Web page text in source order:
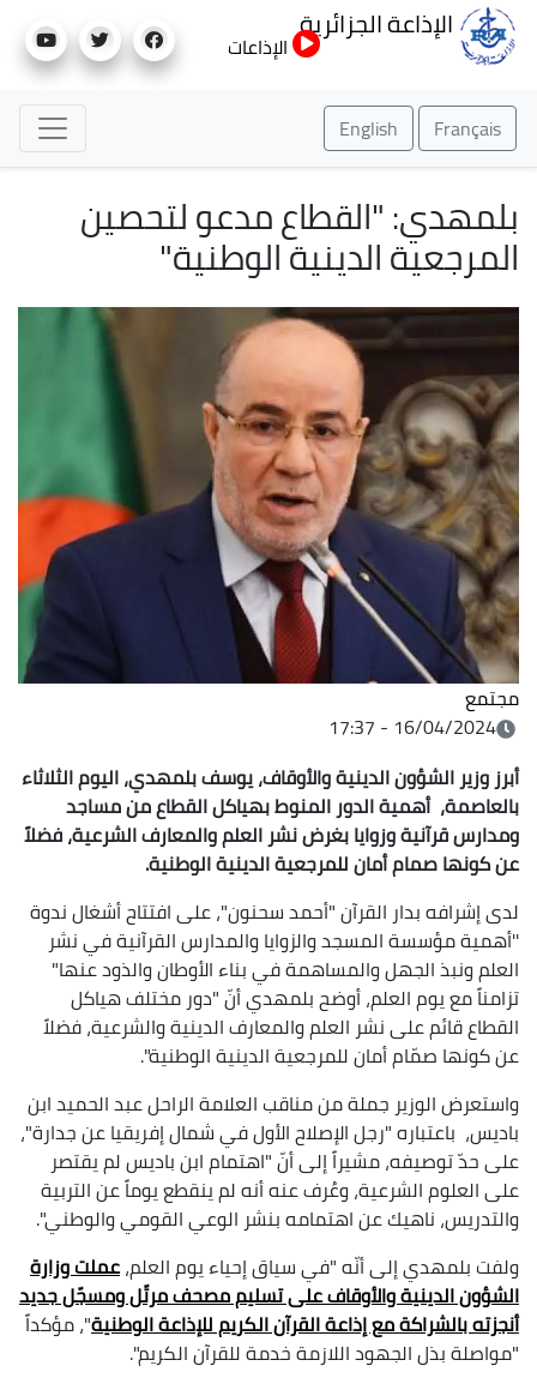
إلى
الإذاعة الجزائرية
الإذاعات
Français
English
بلمهدي: "القطاع مدعو لتحصين
المرجعية الدينية الوطنية"
مجتمع
16/04/2024 - 17:37
أبرز وزير الشؤون الدينية والأوقاف، يوسف بلمهدي، اليوم الثلاثاء
بالعاصمة، أهمية الدور المنوط بهياكل القطاع من مساجد
ومدارس قرآنية وزوايا بغرض نشر العلم والمعارف الشرعية، فضلاً
عن كونها صمام أمان للمرجعية الدينية الوطنية.
لدى إشرافه بدار القرآن "أحمد سحنون"، على افتتاح أشغال ندوة
''أهمية مؤسسة المسجد والزوايا والمدارس القرآنية في نشر
العلم ونبذ الجهل والمساهمة في بناء الأوطان والذود عنها"
تزامناً مع يوم العلم، أوضح بلمهدي أنّ "دور مختلف هياكل
القطاع قائم على نشر العلم والمعارف الدينية والشرعية، فضلاً
عن كونها صمّام أمان للمرجعية الدينية الوطنية".
واستعرض الوزير جملة من مناقب العلامة الراحل عبد الحميد ابن
باديس، باعتباره "رجل الإصلاح الأول في شمال إفريقيا عن جدارة"،
على حدّ توصيفه، مشيراً إلى أنّ "اهتمام ابن باديس لم يقتصر
على العلوم الشرعية، وعُرف عنه أنه لم ينقطع يوماً عن التربية
والتدريس، ناهيك عن اهتمامه بنشر الوعي القومي والوطني".
ولفت بلمهدي إلى أنّه "في سياق إحياء يوم العلم،عملت وزارة
الشؤون الدينية والأوقاف على تسليم مصحف مرتّل ومسجّل جديد
أنجزته بالشراكة مع إذاعة القرآن الكريم للإذاعة الوطنية"، مؤكداً
"مواصلة بذل الجهود اللازمة خدمة للقرآن الكريم".